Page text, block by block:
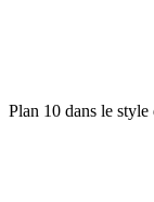
Plan 10 dans le